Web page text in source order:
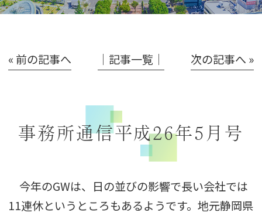
« 前の記事へ │記事一覧│ 次の記事へ »
事務所通信平成26年5月号
今年のGWは、日の並びの影響で長い会社では
11連休というところもあるようです。地元静岡県